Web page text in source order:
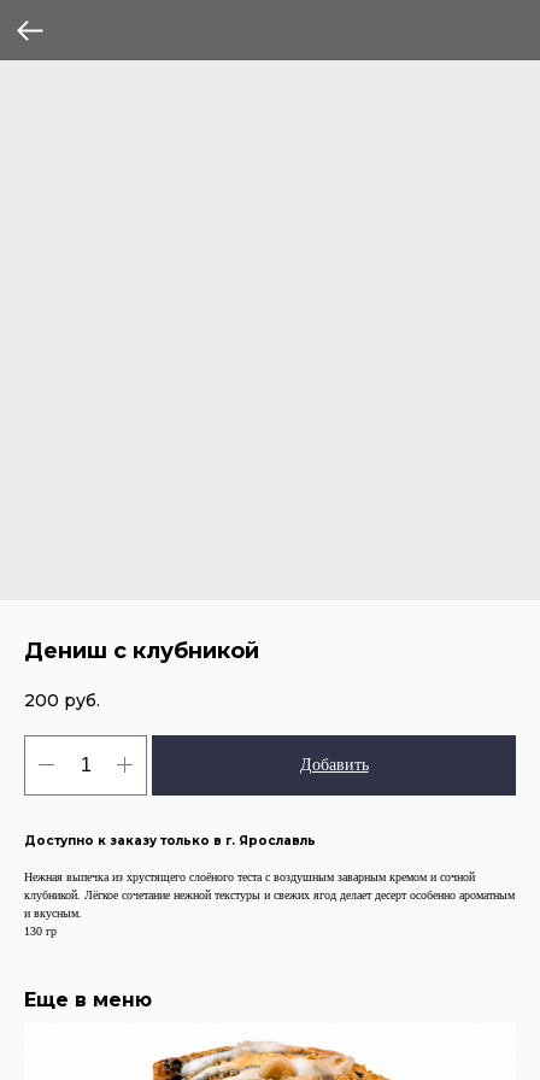
Дениш с клубникой
200 руб.
Добавить
Доступно к заказу только в г. Ярославль
Нежная выпечка из хрустящего слоёного теста с воздушным заварным кремом и сочной
клубникой. Лёгкое сочетание нежной текстуры и свежих ягод делает десерт особенно ароматным
и вкусным.
130 гр
Еще в меню